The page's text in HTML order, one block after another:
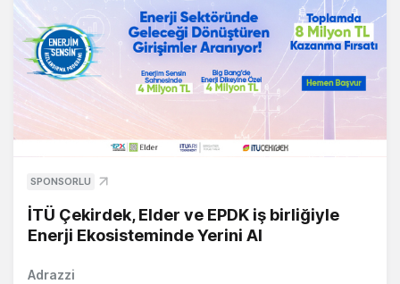
SPONSORLU
İTÜ Çekirdek, Elder ve EPDK iş birliğiyle
Enerji Ekosisteminde Yerini Al
Adrazzi